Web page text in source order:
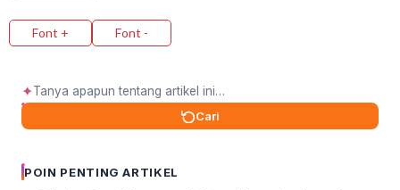
Font + Font -
✦
Cari
POIN PENTING ARTIKEL